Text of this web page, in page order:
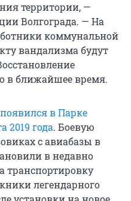
территории, —
Волгограда. — На
коммунальной
вандализма будут
в ближайшее время.
в Парке
2019 года. Боевую
с авиабазы в
в недавно
транспортировку
легендарного